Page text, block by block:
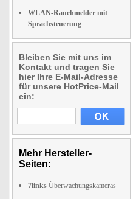
WLAN-Rauchmelder mit
Sprachsteuerung
Bleiben Sie mit uns im
Kontakt und tragen Sie
hier Ihre E-Mail-Adresse
für unsere HotPrice-Mail
ein:
Mehr Hersteller-
Seiten:
7links Überwachungskameras